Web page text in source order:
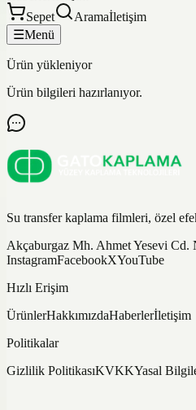
Sepet
Aramaİletişim
☰Menü
Ürün yükleniyor
Ürün bilgileri hazırlanıyor.
Su transfer kaplama filmleri, özel
Akçaburgaz Mh. Ahmet Yesevi
InstagramFacebookXYouTube
Hızlı Erişim
ÜrünlerHakkımızdaHaberlerİletişim
Politikalar
Gizlilik PolitikasıKVKKYasal